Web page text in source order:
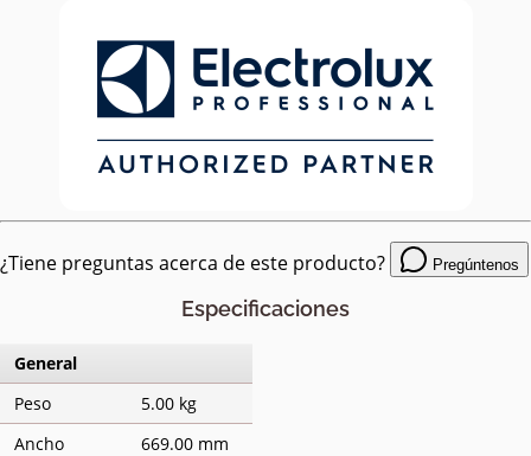
¿Tiene preguntas acerca de este producto? Pregúntenos
Especificaciones
General
Peso
5.00 kg
Ancho
669.00 mm